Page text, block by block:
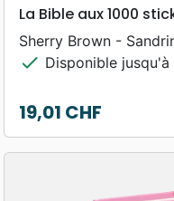
La Bible aux 1000
Sherry Brown -
check Disponible jusqu'à
Prix
19,01 CHF